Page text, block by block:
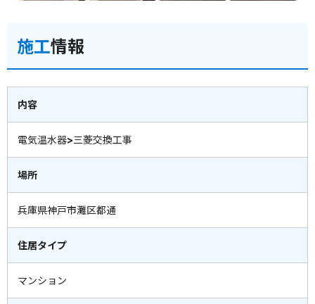
施工情報
内容
電気温水器>三菱交換工事
場所
兵庫県神戸市灘区都通
住居タイプ
マンション